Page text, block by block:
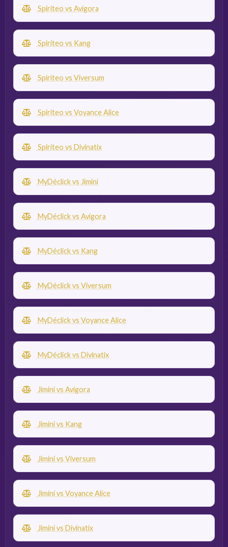
Spiriteo vs Avigora
Spiriteo vs Kang
Spiriteo vs Viversum
Spiriteo vs Voyance Alice
Spiriteo vs Divinatix
MyDéclick vs Jimini
MyDéclick vs Avigora
MyDéclick vs Kang
MyDéclick vs Viversum
MyDéclick vs Voyance Alice
MyDéclick vs Divinatix
Jimini vs Avigora
Jimini vs Kang
Jimini vs Viversum
Jimini vs Voyance Alice
Jimini vs Divinatix